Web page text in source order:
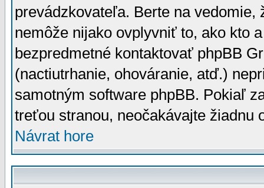
prevádzkovateľa. Berte na vedomie,
nemôže nijako ovplyvniť to, ako kto
bezpredmetné kontaktovať phpBB
(nactiutrhanie, ohováranie, atď.)
samotným software phpBB. Pokiaľ
treťou stranou, neočakávajte žiadnu
Návrat hore